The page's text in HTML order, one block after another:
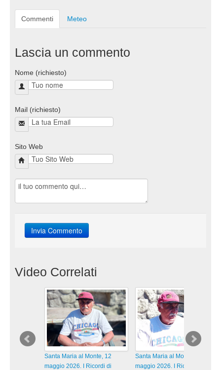
Commenti Meteo
Lascia un commento
Nome (richiesto)
Mail (richiesto)
Sito Web
Video Correlati
Santa Maria al Monte, 12
maggio 2026. I Ricordi di
Santa Maria al Monte, 12
maggio 2026. I Ricordi di